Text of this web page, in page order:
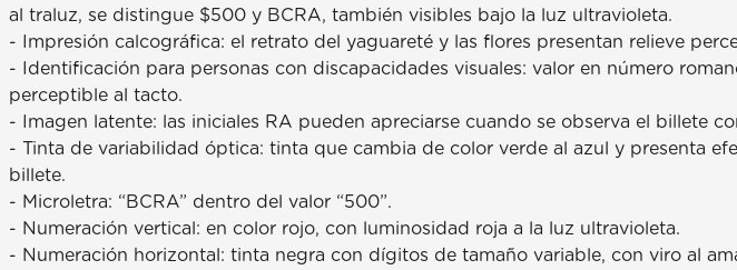
al traluz, se distingue $500 y BCRA, también visibles bajo la luz ultravioleta.
- Impresión calcográfica: el retrato del yaguareté y las flores presentan relieve
- Identificación para personas con discapacidades visuales: valor en número
perceptible al tacto.
- Imagen latente: las iniciales RA pueden apreciarse cuando se observa el billete
- Tinta de variabilidad óptica: tinta que cambia de color verde al azul y presenta
billete.
- Microletra: “BCRA” dentro del valor “500”.
- Numeración vertical: en color rojo, con luminosidad roja a la luz ultravioleta.
- Numeración horizontal: tinta negra con dígitos de tamaño variable, con viro al